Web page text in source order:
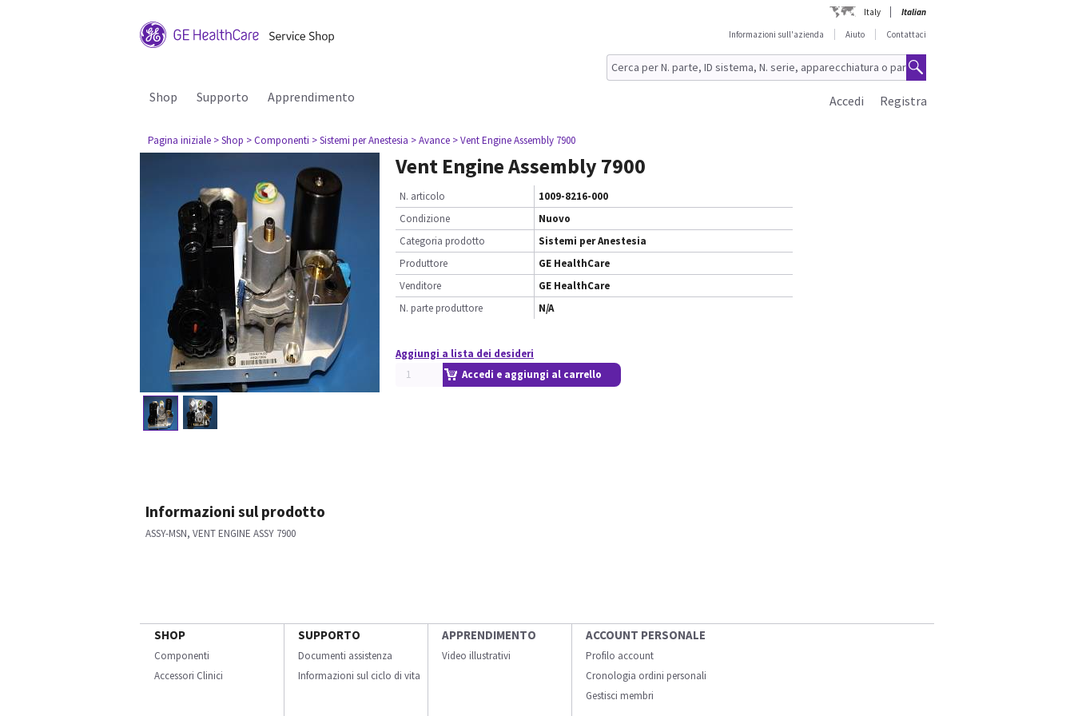
Italy
Italian
Informazioni sull'azienda
Aiuto Contattaci
Shop Supporto Apprendimento Registra
Accedi
Pagina iniziale > Shop > Componenti > Sistemi per Anestesia > Avance > Vent Engine Assembly 7900
Vent Engine Assembly 7900
N. articolo
1009-8216-000
Condizione
Nuovo
Categoria prodotto
Sistemi per Anestesia
Produttore
GE HealthCare
Venditore
GE HealthCare
N. parte produttore
N/A
Aggiungi a lista dei desideri
Accedi e aggiungi al carrello
Informazioni sul prodotto
ASSY-MSN, VENT ENGINE ASSY 7900
SHOP
Componenti
Accessori Clinici
SUPPORTO
Documenti assistenza
Informazioni sul ciclo di vita
APPRENDIMENTO
Video illustrativi
ACCOUNT PERSONALE
Profilo account
Cronologia ordini personali
Gestisci membri